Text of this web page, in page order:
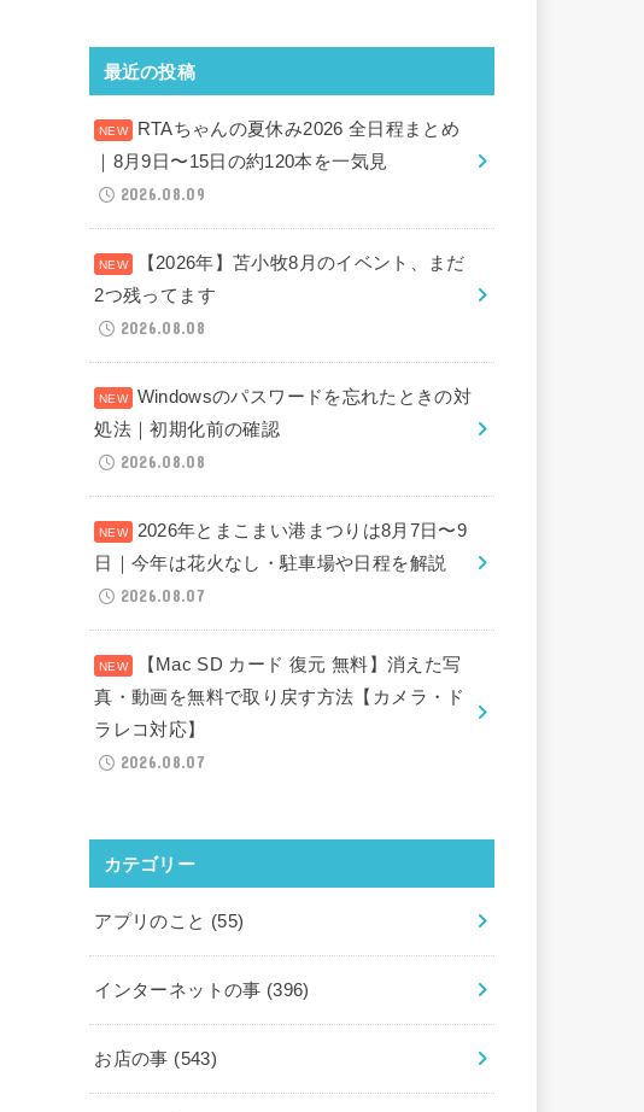
最近の投稿
RTAちゃんの夏休み2026 全日程まとめ
｜8月9日〜15日の約120本を一気見
2026.08.09
【2026年】苫小牧8月のイベント、まだ
2つ残ってます
2026.08.08
Windowsのパスワードを忘れたときの対
処法｜初期化前の確認
2026.08.08
2026年とまこまい港まつりは8月7日〜9
日｜今年は花火なし・駐車場や日程を解説
2026.08.07
【Mac SD カード 復元 無料】消えた写
真・動画を無料で取り戻す方法【カメラ・ド
ラレコ対応】
2026.08.07
カテゴリー
アプリのこと (55)
インターネットの事 (396)
お店の事 (543)